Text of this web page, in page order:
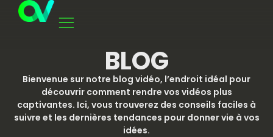
BLOG
Bienvenue sur notre blog vidéo, l’endroit idéal pour
découvrir comment rendre vos vidéos plus
captivantes. Ici, vous trouverez des conseils faciles à
suivre et les dernières tendances pour donner vie à vos
idées.